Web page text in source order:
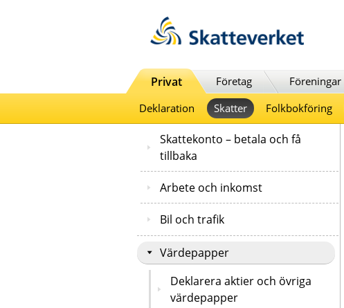
Privat Företag Föreningar
Deklaration
Skatter Folkbokföring
Skattekonto – betala och få
tillbaka
Arbete och inkomst
Bil och trafik
Värdepapper
Deklarera aktier och övriga
värdepapper